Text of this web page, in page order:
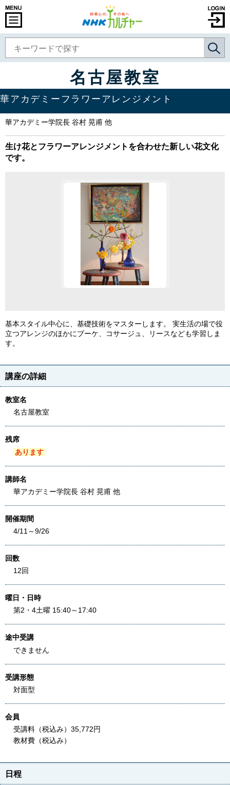
名古屋教室
華アカデミーフラワーアレンジメント
華アカデミー学院長 谷村 晃甫 他
生け花とフラワーアレンジメントを合わせた新しい花文化
です。
基本スタイル中心に、基礎技術をマスターします。 実生活の場で役
立つアレンジのほかにブーケ、コサージュ、リースなども学習しま
す。
講座の詳細
教室名
名古屋教室
残席
あります
講師名
華アカデミー学院長 谷村 晃甫 他
開催期間
4/11～9/26
回数
12回
曜日・日時
第2・4土曜 15:40～17:40
途中受講
できません
受講形態
対面型
会員
受講料（税込み）35,772円
教材費（税込み）
日程